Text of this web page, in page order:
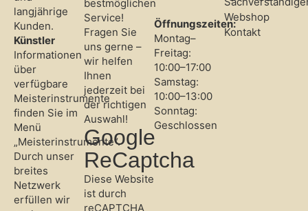
langjährige
Kunden.
Künstler
Informationen
über
verfügbare
Meisterinstrumente
finden Sie im
Menü
„Meisterinstrumente“.
Durch unser
breites
Netzwerk
erfüllen wir
bestmöglichen
Service!
Fragen Sie
uns gerne –
wir helfen
Ihnen
jederzeit bei
der richtigen
Auswahl!
Google
ReCaptcha
Diese Website
ist durch
reCAPTCHA
Öffnungszeiten:
Montag–
Freitag:
10:00–17:00
Samstag:
10:00–13:00
Sonntag:
Geschlossen
Webshop
Kontakt